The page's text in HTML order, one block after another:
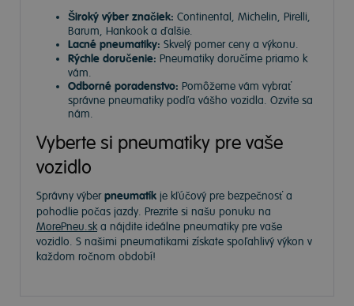
Široký výber značiek: Continental, Michelin, Pirelli,
Barum, Hankook a ďalšie.
Lacné pneumatiky: Skvelý pomer ceny a výkonu.
Rýchle doručenie: Pneumatiky doručíme priamo k
vám.
Odborné poradenstvo: Pomôžeme vám vybrať
správne pneumatiky podľa vášho vozidla. Ozvite sa
nám.
Vyberte si pneumatiky pre vaše
vozidlo
Správny výberpneumatík je kľúčový pre bezpečnosť a
pohodlie počas jazdy. Prezrite si našu ponuku na
MorePneu.ska nájdite ideálne pneumatiky pre vaše
vozidlo. S našimi pneumatikami získate spoľahlivý výkon v
každom ročnom období!